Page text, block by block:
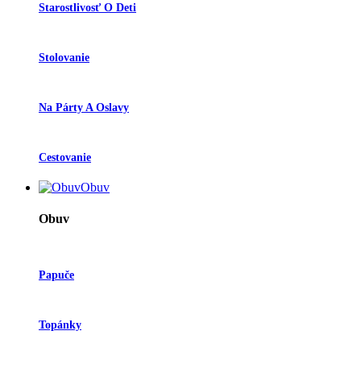
Starostlivosť O Deti
Stolovanie
Na Párty A Oslavy
Cestovanie
Obuv
Obuv
Papuče
Topánky